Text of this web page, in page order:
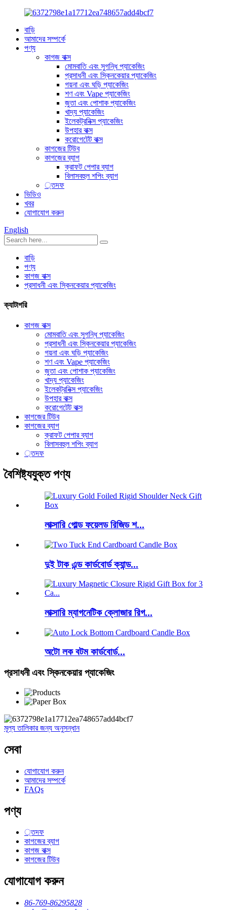
বাড়ি
আমাদের সম্পর্কে
পণ্য
কাগজ বাক্স
মোমবাতি এবং সুগন্ধি প্যাকেজিং
প্রসাধনী এবং স্কিনকেয়ার প্যাকেজিং
গয়না এবং ঘড়ি প্যাকেজিং
শণ এবং Vape প্যাকেজিং
জুতা এবং পোশাক প্যাকেজিং
খাদ্য প্যাকেজিং
ইলেকট্রনিক্স প্যাকেজিং
উপহার বাক্স
করোগেটেট বাক্স
কাগজের টিউব
কাগজের ব্যাগ
ক্রাফট পেপার ব্যাগ
বিলাসবহুল শপিং ব্যাগ
্তদফ
ভিডিও
খবর
যোগাযোগ করুন
English
বাড়ি
পণ্য
কাগজ বাক্স
প্রসাধনী এবং স্কিনকেয়ার প্যাকেজিং
ক্যাটাগরি
কাগজ বাক্স
মোমবাতি এবং সুগন্ধি প্যাকেজিং
প্রসাধনী এবং স্কিনকেয়ার প্যাকেজিং
গয়না এবং ঘড়ি প্যাকেজিং
শণ এবং Vape প্যাকেজিং
জুতা এবং পোশাক প্যাকেজিং
খাদ্য প্যাকেজিং
ইলেকট্রনিক্স প্যাকেজিং
উপহার বাক্স
করোগেটেট বাক্স
কাগজের টিউব
কাগজের ব্যাগ
ক্রাফট পেপার ব্যাগ
বিলাসবহুল শপিং ব্যাগ
্তদফ
বৈশিষ্ট্যযুক্ত পণ্য
লাক্সারি গোল্ড ফয়েলড রিজিড শ...
দুই টাক এন্ড কার্ডবোর্ড ক্যান্ড...
লাক্সারি ম্যাগনেটিক ক্লোজার রিগ...
অটো লক বটম কার্ডবোর্ড...
প্রসাধনী এবং স্কিনকেয়ার প্যাকেজিং
মূল্য তালিকার জন্য অনুসন্ধান
সেবা
যোগাযোগ করুন
আমাদের সম্পর্কে
FAQs
পণ্য
্তদফ
কাগজের ব্যাগ
কাগজ বাক্স
কাগজের টিউব
যোগাযোগ করুন
86-769-86295828